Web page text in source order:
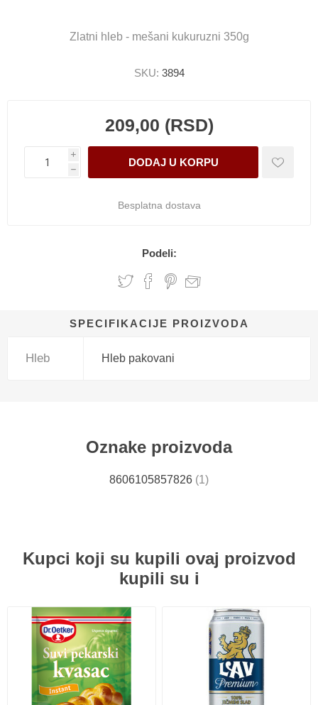
Zlatni hleb - mešani kukuruzni 350g
SKU: 3894
209,00 (RSD)
i
h
Besplatna dostava
Podeli:
SPECIFIKACIJE PROIZVODA
Hleb Hleb pakovani
Oznake proizvoda
8606105857826 (1)
Kupci koji su kupili ovaj proizvod
kupili su i